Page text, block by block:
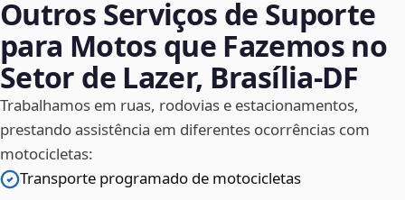
Outros Serviços de Suporte
para Motos que Fazemos no
Setor de Lazer, Brasília‑DF
Trabalhamos em ruas, rodovias e estacionamentos,
prestando assistência em diferentes ocorrências com
motocicletas:
Transporte programado de motocicletas